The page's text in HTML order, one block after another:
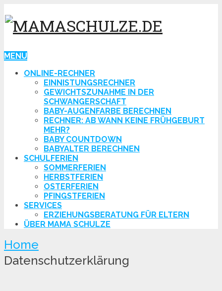
MENU
ONLINE-RECHNER
EINNISTUNGSRECHNER
GEWICHTSZUNAHME IN DER
SCHWANGERSCHAFT
BABY-AUGENFARBE BERECHNEN
RECHNER: AB WANN KEINE FRÜHGEBURT
MEHR?
BABY COUNTDOWN
BABYALTER BERECHNEN
SCHULFERIEN
SOMMERFERIEN
HERBSTFERIEN
OSTERFERIEN
PFINGSTFERIEN
SERVICES
ERZIEHUNGSBERATUNG FÜR ELTERN
ÜBER MAMA SCHULZE
Home
Datenschutzerklärung